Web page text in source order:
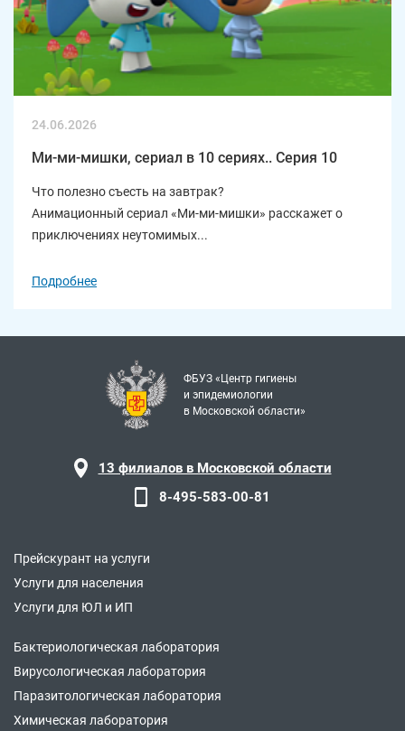
24.06.2026
Ми-ми-мишки, сериал в 10 сериях.. Серия 10
Что полезно съесть на завтрак?
Анимационный сериал «Ми-ми-мишки» расскажет о
приключениях неутомимых...
Подробнее
ФБУЗ «Центр гигиены
и эпидемиологии
в Московской области»
13 филиалов в Московской области
8-495-583-00-81
Прейскурант на услуги
Услуги для населения
Услуги для ЮЛ и ИП
Бактериологическая лаборатория
Вирусологическая лаборатория
Паразитологическая лаборатория
Химическая лаборатория